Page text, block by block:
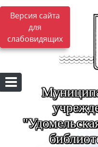
Версия сайта
для
слабовидящих